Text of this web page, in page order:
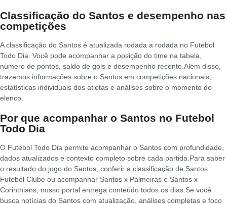
Classificação do Santos e desempenho nas
competições
A classificação do Santos é atualizada rodada a rodada no Futebol
Todo Dia. Você pode acompanhar a posição do time na tabela,
número de pontos, saldo de gols e desempenho recente.Além disso,
trazemos informações sobre o Santos em competições nacionais,
estatísticas individuais dos atletas e análises sobre o momento do
elenco.
Por que acompanhar o Santos no Futebol
Todo Dia
O Futebol Todo Dia permite acompanhar o Santos com profundidade,
dados atualizados e contexto completo sobre cada partida.Para saber
o resultado do jogo do Santos, conferir a classificação de Santos
Futebol Clube ou acompanhar Santos x Palmeiras e Santos x
Corinthians, nosso portal entrega conteúdo todos os dias.Se você
busca notícias do Santos com atualização, análises completas e foco